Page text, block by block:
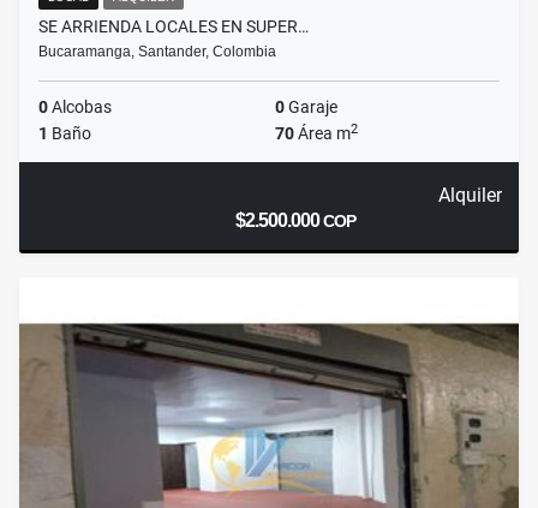
SE ARRIENDA LOCALES EN SUPER…
Bucaramanga, Santander, Colombia
0Alcobas 0Garaje
1 Baño 70Área m2
Alquiler
$2.500.000COP